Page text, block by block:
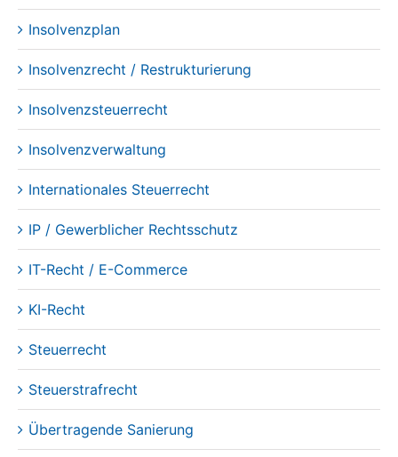
Insolvenzplan
Insolvenzrecht / Restrukturierung
Insolvenzsteuerrecht
Insolvenzverwaltung
Internationales Steuerrecht
IP / Gewerblicher Rechtsschutz
IT-Recht / E-Commerce
KI-Recht
Steuerrecht
Steuerstrafrecht
Übertragende Sanierung